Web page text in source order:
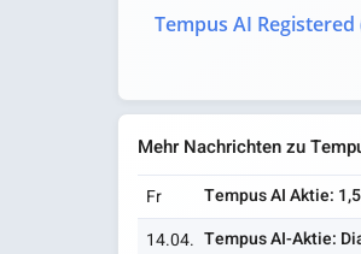
Tempus AI
Mehr Nachrichten zu
Fr Tempus AI Aktie:
14.04. Tempus AI-Aktie: